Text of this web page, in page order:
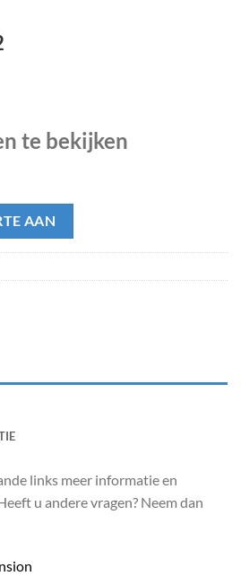
te bekijken
AAN
links meer informatie en
u andere vragen? Neem dan